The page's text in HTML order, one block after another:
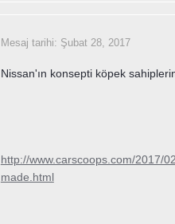
Mesaj tarihi: Şubat 28, 2017
Nissan'ın konsepti köpek
http://www.carscoops.com/2017/
made.html